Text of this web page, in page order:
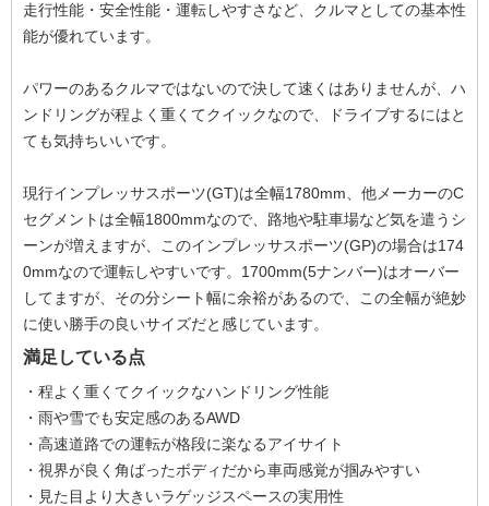
走行性能・安全性能・運転しやすさなど、クルマとしての基本性
能が優れています。
パワーのあるクルマではないので決して速くはありませんが、ハ
ンドリングが程よく重くてクイックなので、ドライブするにはと
ても気持ちいいです。
現行インプレッサスポーツ(GT)は全幅1780mm、他メーカーのC
セグメントは全幅1800mmなので、路地や駐車場など気を遣うシ
ーンが増えますが、このインプレッサスポーツ(GP)の場合は174
0mmなので運転しやすいです。1700mm(5ナンバー)はオーバー
してますが、その分シート幅に余裕があるので、この全幅が絶妙
に使い勝手の良いサイズだと感じています。
満足している点
・程よく重くてクイックなハンドリング性能
・雨や雪でも安定感のあるAWD
・高速道路での運転が格段に楽なるアイサイト
・視界が良く角ばったボディだから車両感覚が掴みやすい
・見た目より大きいラゲッジスペースの実用性